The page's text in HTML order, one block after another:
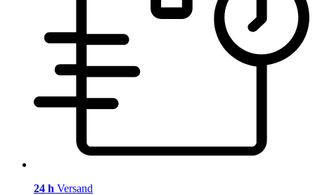
24 h Versand